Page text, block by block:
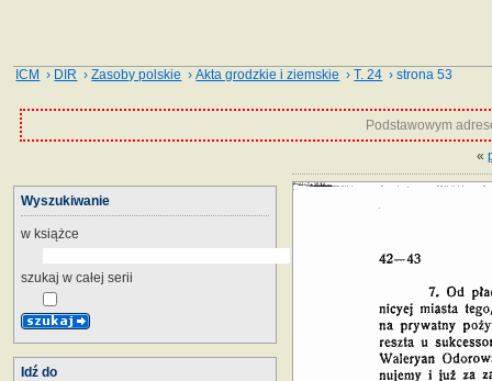
ICM › DIR ›Zasoby polskie ›Akta grodzkie i ziemskie ›T. 24 › strona 53
Podstawowym
«
Wyszukiwanie
w książce
szukaj w całej serii
Idź do